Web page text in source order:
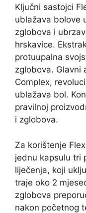
Ključni sastojci
ublažava bolove
zglobova i
hrskavice.
protuupalna
zglobova. Glavni
Complex,
ublažava bol.
pravilnoj
i zglobova.
Za korištenje
jednu kapsulu tri
liječenja, koji
traje oko 2
zglobova
nakon početnog